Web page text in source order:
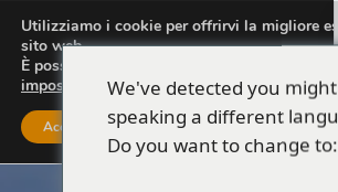
We've detected you
speaking a different
Do you want to change to:
Utilizziamo i cookie per offrirvi la migliore
sito web.
È possibile scoprire quali cookie
impostazioni.
Accettare Impostazioni